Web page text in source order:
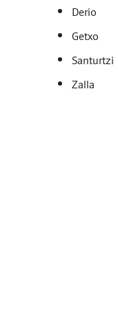
Derio
Getxo
Santurtzi
Zalla